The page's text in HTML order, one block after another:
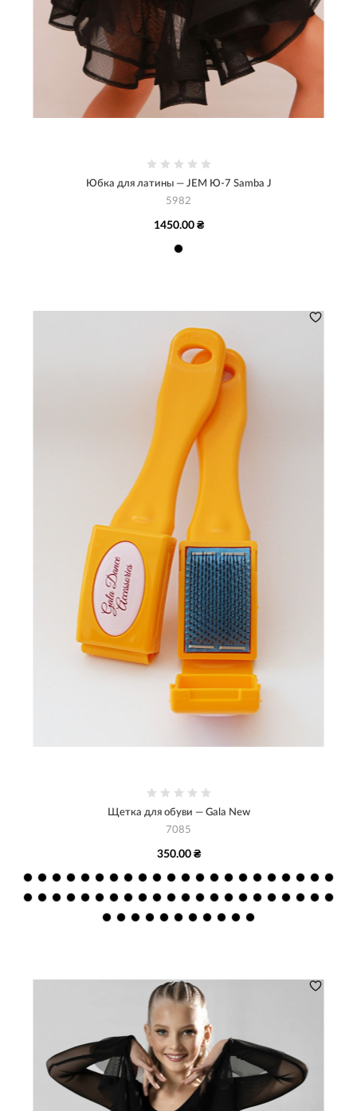
Юбка для латины — JEM Ю-7 Samba J
5982
1450.00 ₴
Щетка для обуви — Gala New
7085
350.00 ₴